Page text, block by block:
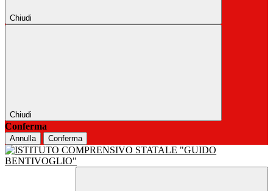
Chiudi
Chiudi
Conferma
Annulla Conferma